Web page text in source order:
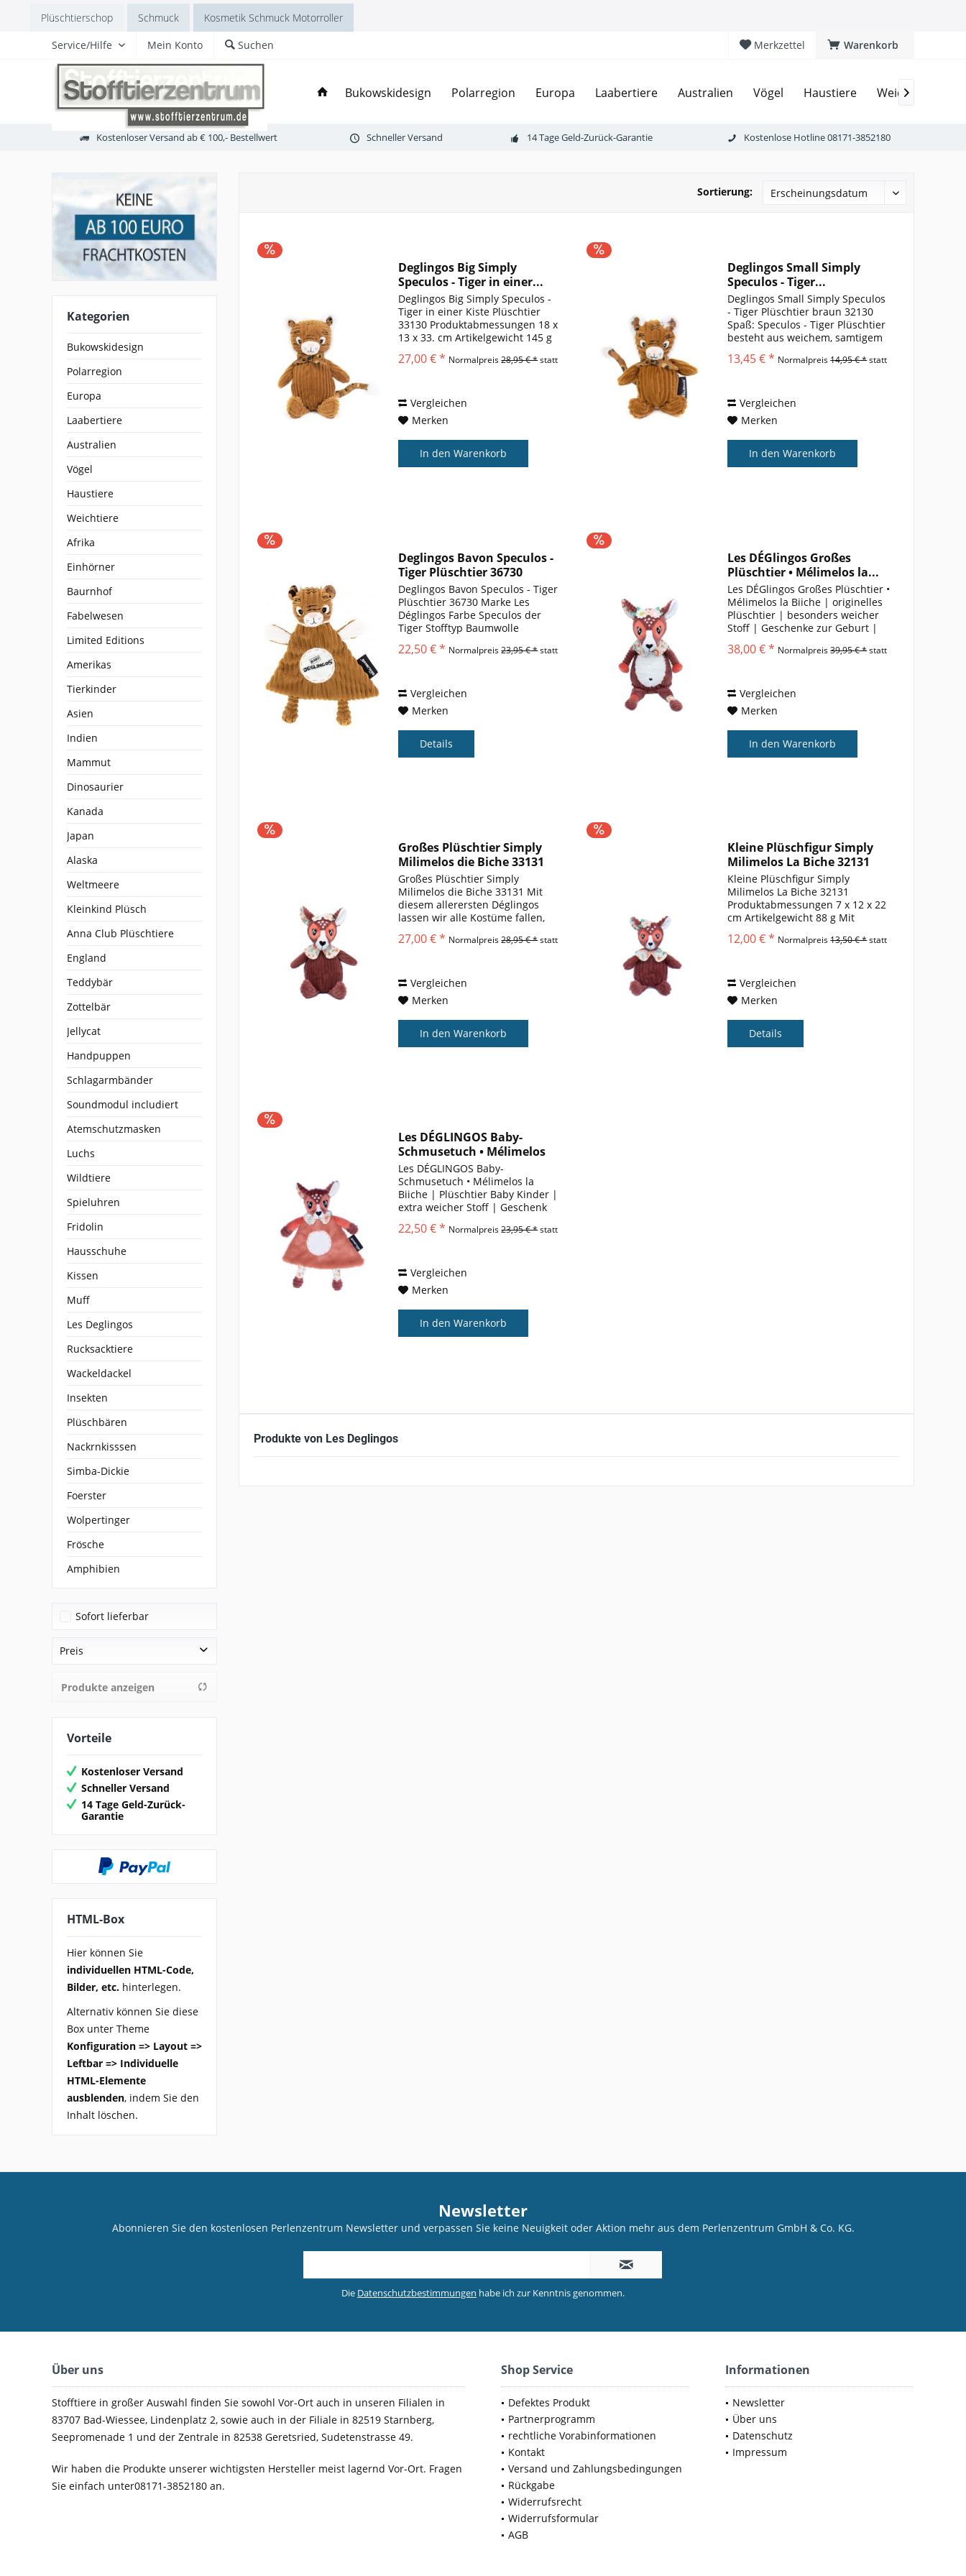
Plüschtierschop Schmuck
Kosmetik Schmuck Motorroller
Warenkorb
Merkzettel
Service/Hilfe Mein Konto Suchen
Bukowskidesign Polarregion Europa Laabertiere Australien Vögel Haustiere Weichtiere

Kostenloser Versand ab € 100,- Bestellwert Schneller Versand 14 Tage Geld-Zurück-Garantie Kostenlose Hotline 08171-3852180
Kategorien
Bukowskidesign
Polarregion
Europa
Laabertiere
Australien
Vögel
Haustiere
Weichtiere
Afrika
Einhörner
Baurnhof
Fabelwesen
Limited Editions
Amerikas
Tierkinder
Asien
Indien
Mammut
Dinosaurier
Kanada
Japan
Alaska
Weltmeere
Kleinkind Plüsch
Anna Club Plüschtiere
England
Teddybär
Zottelbär
Jellycat
Handpuppen
Schlagarmbänder
Soundmodul includiert
Atemschutzmasken
Luchs
Wildtiere
Spieluhren
Fridolin
Hausschuhe
Kissen
Muff
Les Deglingos
Rucksacktiere
Wackeldackel
Insekten
Plüschbären
Nackrnkisssen
Simba-Dickie
Foerster
Wolpertinger
Frösche
Amphibien
Sofort lieferbar
Preis
12,00 €bis
Produkte anzeigen
Vorteile
Kostenloser Versand
Schneller Versand
14 Tage Geld-Zurück-
Garantie
HTML-Box
Hier können Sie
individuellen HTML-Code,
Bilder, etc. hinterlegen.
Alternativ können Sie diese
Box unter Theme
Konfiguration => Layout =>
Leftbar => Individuelle
HTML-Elemente
ausblenden, indem Sie den
Inhalt löschen.
Sortierung:
Deglingos Big Simply
Speculos - Tiger in einer...
Deglingos Big Simply Speculos -
Tiger in einer Kiste Plüschtier
33130 Produktabmessungen ‎18 x
13 x 33. cm Artikelgewicht ‎145 g
Spaß: Speculos - Tiger in einer
Kiste Plüschtier besteht aus
27,00 € * Normalpreis28,95 € *statt
Vergleichen
Merken
In den Warenkorb
Deglingos Small Simply
Speculos - Tiger...
Deglingos Small Simply Speculos
- Tiger Plüschtier braun 32130
Spaß: Speculos - Tiger Plüschtier
besteht aus weichem, samtigem
Material, das es umarmbar und
langlebig macht. Viel Spass beim
13,45 € * Normalpreis14,95 € *statt
Vergleichen
Merken
In den Warenkorb
Deglingos Bavon Speculos -
Tiger Plüschtier 36730
Deglingos Bavon Speculos - Tiger
Plüschtier 36730 Marke Les
Déglingos Farbe Speculos der
Tiger Stofftyp Baumwolle
2.54 x 25.4 cm Spaß: Speculos -
es...
22,50 € * Normalpreis23,95 € *statt
Vergleichen
Merken
Details
Les DÉGlingos Großes
Plüschtier • Mélimelos la...
Les DÉGlingos Großes Plüschtier •
Mélimelos la Biiche | originelles
Plüschtier | besonders weicher
Stoff | Geschenke zur Geburt |
Baby Kinder Hoppla! Ich habe
38,00 € * Normalpreis39,95 € *statt
Vergleichen
Merken
In den Warenkorb
Großes Plüschtier Simply
Milimelos die Biche 33131
Großes Plüschtier Simply
Milimelos die Biche 33131 Mit
diesem allerersten Déglingos
lassen wir alle Kostüme fallen,
um mit einem Schal edel zu sein
und gleichzeitig seinen treuen
34 cm...
27,00 € * Normalpreis28,95 € *statt
Vergleichen
Merken
In den Warenkorb
Kleine Plüschfigur Simply
Milimelos La Biche 32131
Kleine Plüschfigur Simply
Milimelos La Biche 32131
Produktabmessungen ‎7 x 12 x 22
cm Artikelgewicht ‎88 g Mit
diesem allerersten Déglingos
lassen wir alle Kostüme fallen,
12,00 € * Normalpreis13,50 € *statt
Vergleichen
Merken
Details
Les DÉGLINGOS Baby-
Schmusetuch • Mélimelos
la...
Les DÉGLINGOS Baby-
Schmusetuch • Mélimelos la
Biiche | Plüschtier Baby Kinder |
extra weicher Stoff | Geschenk
für Jungen und Mädchen Krippe
| Geeignet ab Geburt | 25 cm |
lassen...
22,50 € * Normalpreis23,95 € *statt
Vergleichen
Merken
In den Warenkorb
Produkte von Les Deglingos
Newsletter
Abonnieren Sie den kostenlosen Perlenzentrum Newsletter und verpassen Sie keine Neuigkeit oder Aktion mehr aus dem Perlenzentrum GmbH & Co. KG.
Die Datenschutzbestimmungen habe ich zur Kenntnis genommen.
Über uns
Stofftiere in großer Auswahl finden Sie sowohl Vor-Ort auch in unseren Filialen in
83707 Bad-Wiessee, Lindenplatz 2, sowie auch in der Filiale in 82519 Starnberg,
Seepromenade 1 und der Zentrale in 82538 Geretsried, Sudetenstrasse 49.
Wir haben die Produkte unserer wichtigsten Hersteller meist lagernd Vor-Ort. Fragen
Sie einfach unter08171-3852180 an.
Shop Service
Defektes Produkt
Partnerprogramm
rechtliche Vorabinformationen
Kontakt
Versand und Zahlungsbedingungen
Rückgabe
Widerrufsrecht
Widerrufsformular
AGB
Informationen
Newsletter
Über uns
Datenschutz
Impressum